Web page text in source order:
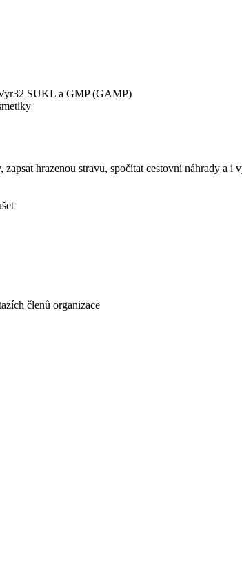
SUKL a GMP (GAMP)
hrazenou stravu, spočítat cestovní náhrady a i
členů organizace